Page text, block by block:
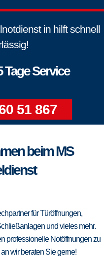
in hilft schnell
Tage Service
51 867
beim MS
für Türöffnungen,
und vieles mehr.
professionelle Notöffnungen zu
wir beraten Sie gerne!